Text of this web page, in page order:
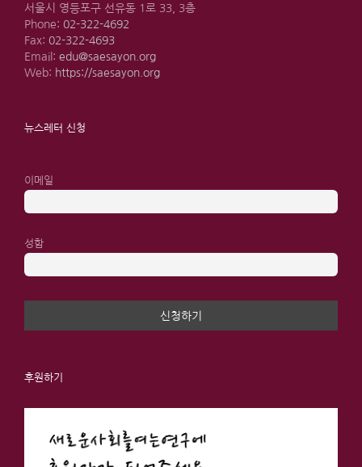
서울시 영등포구 선유동 1로 33, 3층
Phone: 02-322-4692
Fax: 02-322-4693
Email: edu@saesayon.org
Web: https://saesayon.org
뉴스레터 신청
이메일
성함
후원하기